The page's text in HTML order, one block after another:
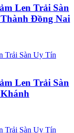
Len Trải Sàn
Đồng Nai
Len Trải Sàn